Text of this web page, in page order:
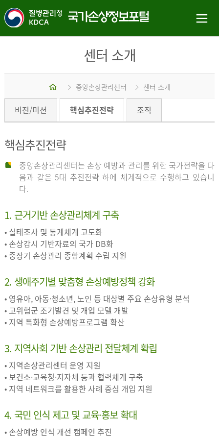
센터 소개
중앙손상관리센터 센터 소개
비전/미션 핵심추진전략 조직
핵심추진전략
중앙손상관리센터는 손상 예방과 관리를 위한 국가전략을 다
음과 같은 5대 추진전략 하에 체계적으로 수행하고 있습니
다.
1. 근거기반 손상관리체계 구축
• 실태조사 및 통계체계 고도화
• 손상감시 기반자료의 국가 DB화
• 중장기 손상관리 종합계획 수립 지원
2. 생애주기별 맞춤형 손상예방정책 강화
• 영유아, 아동·청소년, 노인 등 대상별 주요 손상유형 분석
• 고위험군 조기발견 및 개입 모델 개발
• 지역 특화형 손상예방프로그램 확산
3. 지역사회 기반 손상관리 전달체계 확립
• 지역손상관리센터 운영 지원
• 보건소·교육청·지자체 등과 협력체계 구축
• 지역 네트워크를 활용한 사례 중심 개입 지원
4. 국민 인식 제고 및 교육·홍보 확대
• 손상예방 인식 개선 캠페인 추진